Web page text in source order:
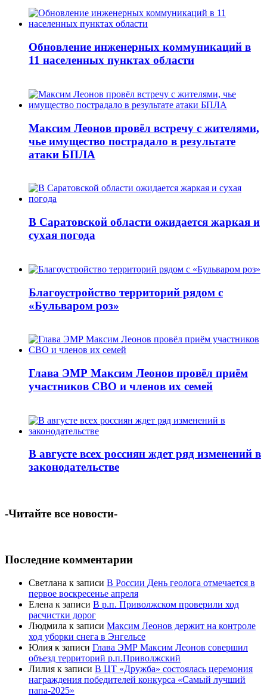
Обновление инженерных коммуникаций в
11 населенных пунктах области
Максим Леонов провёл встречу с жителями,
чье имущество пострадало в результате
атаки БПЛА
В Саратовской области ожидается жаркая и
сухая погода
Благоустройство территорий рядом с
«Бульваром роз»
Глава ЭМР Максим Леонов провёл приём
участников СВО и членов их семей
В августе всех россиян ждет ряд изменений в
законодательстве
-Читайте все новости-
Последние комментарии
Светлана к записи В России День геолога отмечается в
первое воскресенье апреля
Елена к записи В р.п. Приволжском проверили ход
расчистки дорог
Людмила к записи Максим Леонов держит на контроле
ход уборки снега в Энгельсе
Юлия к записи Глава ЭМР Максим Леонов совершил
объезд территорий р.п.Приволжский
Лилия к записи В ЦТ «Дружба» состоялась церемония
награждения победителей конкурса «Самый лучший
папа-2025»